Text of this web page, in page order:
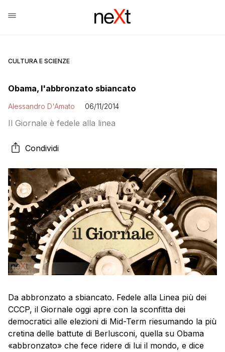
CULTURA E SCIENZE
Obama, l'abbronzato sbiancato
Alessandro D'Amato 06/11/2014
Il Giornale è fedele alla linea
Condividi
Da abbronzato a sbiancato. Fedele alla Linea più dei
CCCP, il Giornale oggi apre con la sconfitta dei
democratici alle elezioni di Mid-Term riesumando la più
cretina delle battute di Berlusconi, quella su Obama
«abbronzato» che fece ridere di lui il mondo, e dice